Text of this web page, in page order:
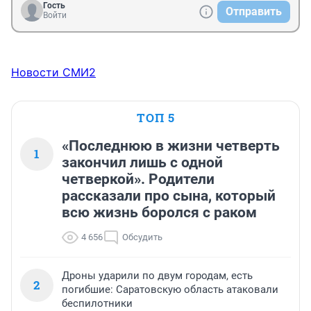
Гость
Войти
Отправить
Новости СМИ2
ТОП 5
1
«Последнюю в жизни четверть
закончил лишь с одной
четверкой». Родители
рассказали про сына, который
всю жизнь боролся с раком
4 656 Обсудить
2
Дроны ударили по двум городам, есть
погибшие: Саратовскую область атаковали
беспилотники